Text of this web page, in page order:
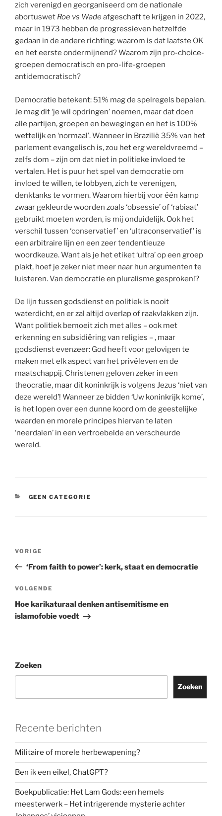
zich verenigd en georganiseerd om de nationale
abortuswet Roe vs Wadeafgeschaft te krijgen in 2022,
maar in 1973 hebben de progressieven hetzelfde
gedaan in de andere richting: waarom is dat laatste OK
en het eerste ondermijnend? Waarom zijn pro-choice-
groepen democratisch en pro-life-groepen
antidemocratisch?
Democratie betekent: 51% mag de spelregels bepalen.
Je mag dit ‘je wil opdringen’ noemen, maar dat doen
alle partijen, groepen en bewegingen en het is 100%
wettelijk en ‘normaal’. Wanneer in Brazilië 35% van het
parlement evangelisch is, zou het erg wereldvreemd –
zelfs dom – zijn om dat niet in politieke invloed te
vertalen. Het is puur het spel van democratie om
invloed te willen, te lobbyen, zich te verenigen,
denktanks te vormen. Waarom hierbij voor één kamp
zwaar gekleurde woorden zoals ‘obsessie’ of ‘rabiaat’
gebruikt moeten worden, is mij onduidelijk. Ook het
verschil tussen ‘conservatief’ en ‘ultraconservatief’ is
een arbitraire lijn en een zeer tendentieuze
woordkeuze. Want als je het etiket ‘ultra’ op een groep
plakt, hoef je zeker niet meer naar hun argumenten te
luisteren. Van democratie en pluralisme gesproken!?
De lijn tussen godsdienst en politiek is nooit
waterdicht, en er zal altijd overlap of raakvlakken zijn.
Want politiek bemoeit zich met alles – ook met
erkenning en subsidiëring van religies – , maar
godsdienst evenzeer: God heeft voor gelovigen te
maken met elk aspect van het privéleven en de
maatschappij. Christenen geloven zeker in een
theocratie, maar dit koninkrijk is volgens Jezus ‘niet van
deze wereld’! Wanneer ze bidden ‘Uw koninkrijk kome’,
is het lopen over een dunne koord om de geestelijke
waarden en morele principes hiervan te laten
‘neerdalen’ in een vertroebelde en verscheurde
wereld.
CATEGORIEËN
GEEN CATEGORIE
Vorig
bericht
VORIGE
‘From faith to power’: kerk, staat en democratie
Volgend
bericht
VOLGENDE
Hoe karikaturaal denken antisemitisme en
islamofobie voedt
Zoeken
Zoeken
Recente berichten
Militaire of morele herbewapening?
Ben ik een eikel, ChatGPT?
Boekpublicatie: Het Lam Gods: een hemels
meesterwerk – Het intrigerende mysterie achter